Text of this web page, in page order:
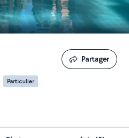
Particulier
Partager
Partager